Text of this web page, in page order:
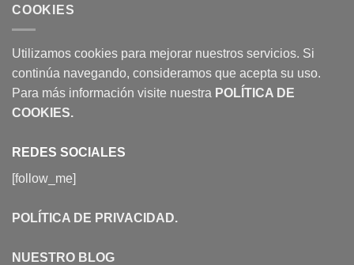
COOKIES
Utilizamos cookies para mejorar nuestros servicios. Si
continúa navegando, consideramos que acepta su uso.
Para más información visite nuestra POLÍTICA DE
COOKIES.
REDES SOCIALES
[follow_me]
POLÍTICA DE PRIVACIDAD.
NUESTRO BLOG